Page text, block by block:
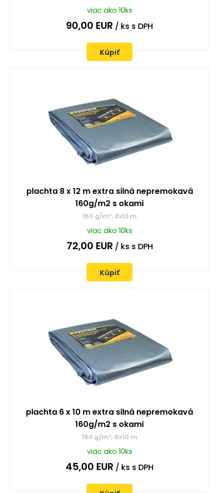
viac ako 10ks
90,00 EUR / ks s DPH
Kúpiť
plachta 8 x 12 m extra silná nepremokavá
160g/m2 s okami
160 g/m²; 8x12 m
viac ako 10ks
72,00 EUR / ks s DPH
Kúpiť
plachta 6 x 10 m extra silná nepremokavá
160g/m2 s okami
160 g/m²; 6x10 m
viac ako 10ks
45,00 EUR / ks s DPH